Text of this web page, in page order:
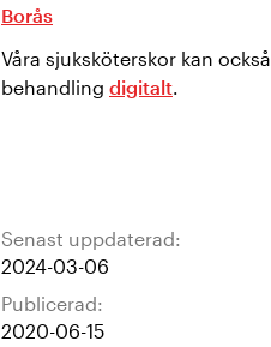
Borås
Våra sjuksköterskor kan
behandling digitalt
Senast uppdaterad:
2024-03-06
Publicerad:
2020-06-15